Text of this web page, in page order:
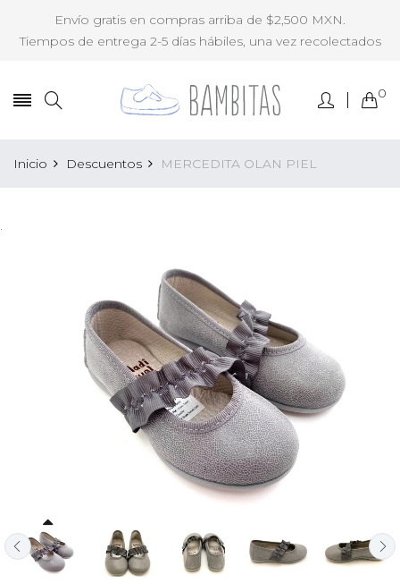
Envío gratis en compras arriba de $2,500 MXN.
Tiempos de entrega 2-5 días hábiles, una vez recolectados
0
Inicio Descuentos MERCEDITA OLAN PIEL
.